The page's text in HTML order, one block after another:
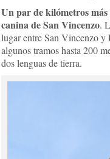
Un par de kilómetros más
canina de San Vincenzo.
lugar entre San Vincenzo y
algunos tramos hasta 200
dos lenguas de tierra.